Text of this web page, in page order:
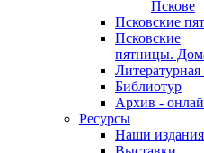
Пскове
Псковские
Псковские
пятницы.
Литературная
Библиотур
Архив -
Ресурсы
Наши издания